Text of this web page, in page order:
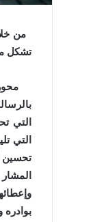
من
تشكل
محور
التي
التي
تحسين
بوادره